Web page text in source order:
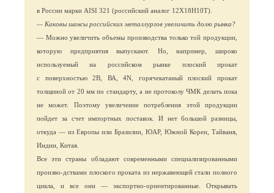
в России марки AISI 321 (российский аналог 12Х18Н10Т).
— Каковы шансы российских металлургов увеличить долю рынка?
— Можно увеличить объемы производства только той продукции,
которую предприятия выпускают. Но, например, широко
используемый на российском рынке плоский прокат
с поверхностью 2В, ВА, 4N, горячекатаный плоский прокат
толщиной от 20 мм по стандарту, а не протоколу ЧМК делать пока
не может. Поэтому увеличение потребления этой продукции
пойдет за счет импортных поставок. И нет большой разницы,
откуда — из Европы или Бразилии, ЮАР, Южной Кореи, Тайваня,
Индии, Китая.
Все эти страны обладают современными специализированными
произво-дствами плоского проката из нержавеющей стали полного
цикла, и все они — экспортно-ориентированные. Открывать